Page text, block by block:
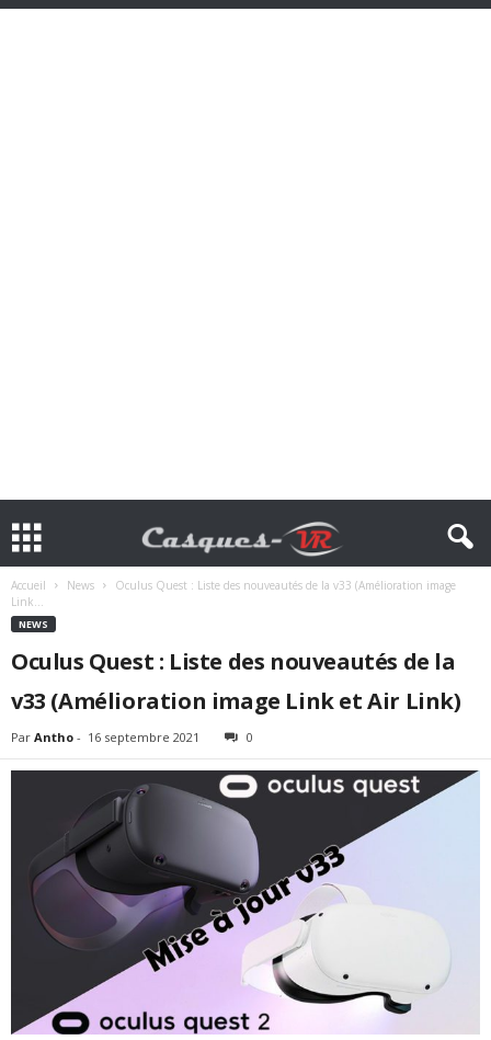
Accueil News
Oculus Quest : Liste des nouveautés de la v33 (Amélioration image
Link...
NEWS
Oculus Quest : Liste des nouveautés de la
v33 (Amélioration image Link et Air Link)
Par Antho - 16 septembre 2021 0